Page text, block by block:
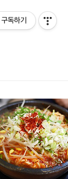
구독하기